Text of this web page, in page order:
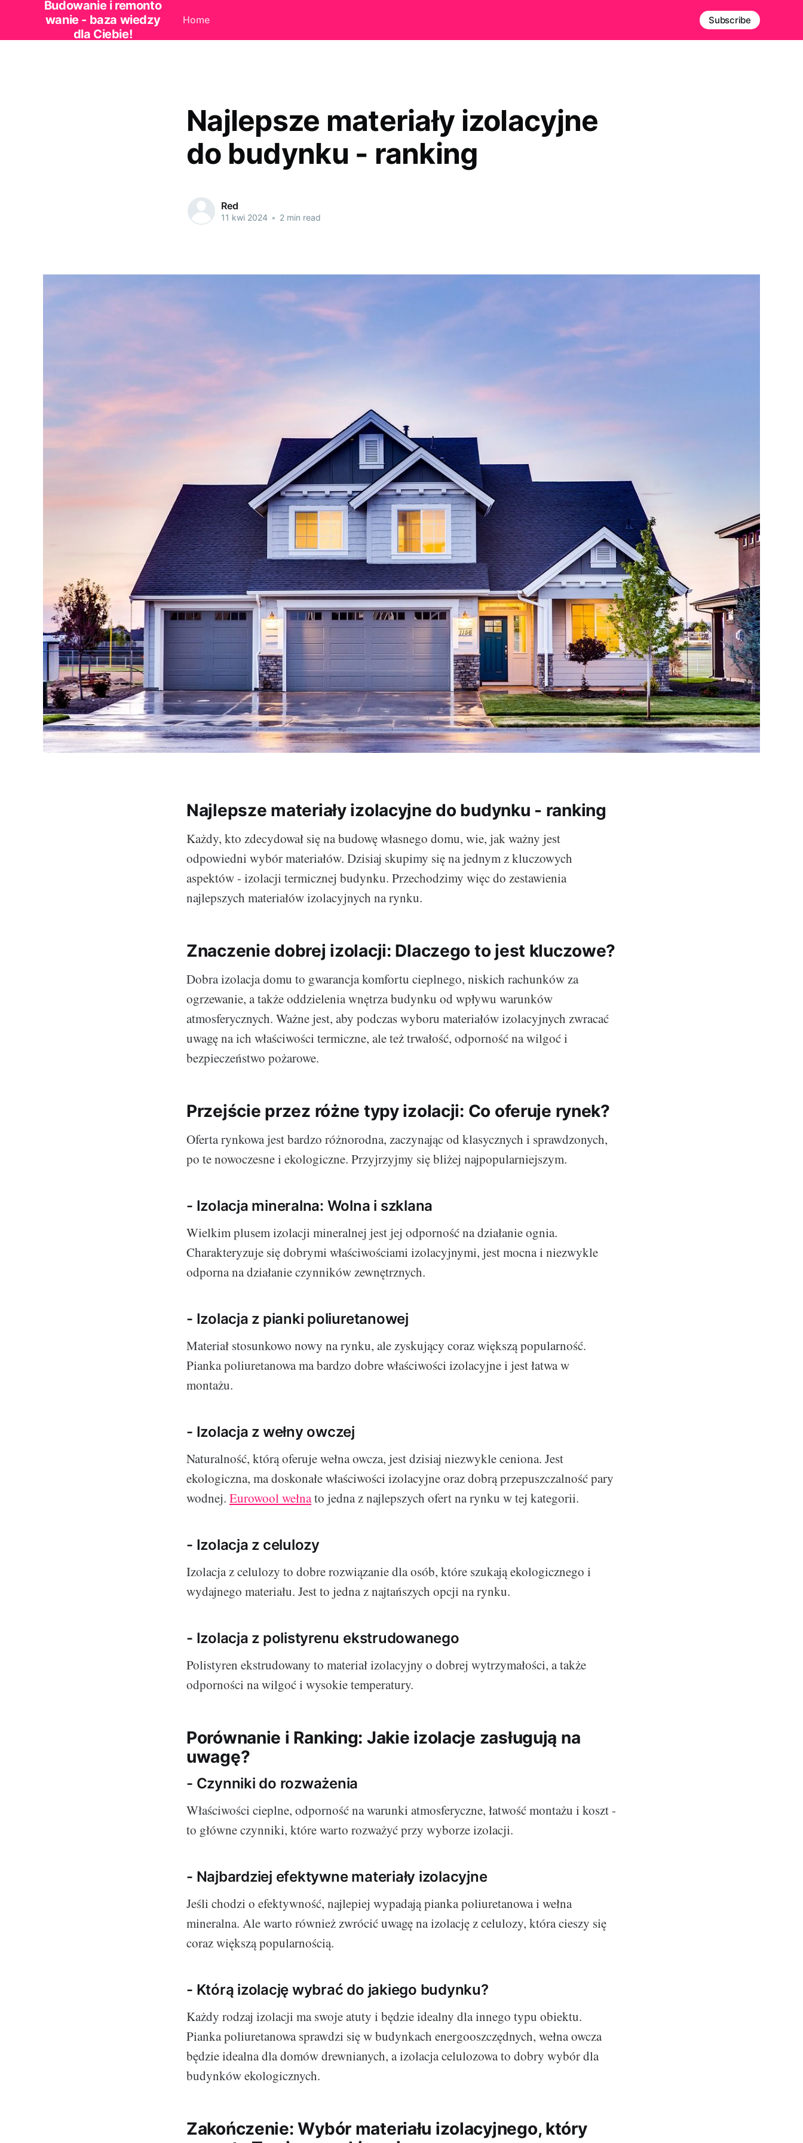
Budowanie i remonto
wanie - baza wiedzy
dla Ciebie!
Home Subscribe
Najlepsze materiały izolacyjne
do budynku - ranking
Red
11 kwi 2024 • 2 min read
Najlepsze materiały izolacyjne do budynku - ranking
Każdy, kto zdecydował się na budowę własnego domu, wie, jak ważny jest
odpowiedni wybór materiałów. Dzisiaj skupimy się na jednym z kluczowych
aspektów - izolacji termicznej budynku. Przechodzimy więc do zestawienia
najlepszych materiałów izolacyjnych na rynku.
Znaczenie dobrej izolacji: Dlaczego to jest kluczowe?
Dobra izolacja domu to gwarancja komfortu cieplnego, niskich rachunków za
ogrzewanie, a także oddzielenia wnętrza budynku od wpływu warunków
atmosferycznych. Ważne jest, aby podczas wyboru materiałów izolacyjnych zwracać
uwagę na ich właściwości termiczne, ale też trwałość, odporność na wilgoć i
bezpieczeństwo pożarowe.
Przejście przez różne typy izolacji: Co oferuje rynek?
Oferta rynkowa jest bardzo różnorodna, zaczynając od klasycznych i sprawdzonych,
po te nowoczesne i ekologiczne. Przyjrzyjmy się bliżej najpopularniejszym.
- Izolacja mineralna: Wolna i szklana
Wielkim plusem izolacji mineralnej jest jej odporność na działanie ognia.
Charakteryzuje się dobrymi właściwościami izolacyjnymi, jest mocna i niezwykle
odporna na działanie czynników zewnętrznych.
- Izolacja z pianki poliuretanowej
Materiał stosunkowo nowy na rynku, ale zyskujący coraz większą popularność.
Pianka poliuretanowa ma bardzo dobre właściwości izolacyjne i jest łatwa w
montażu.
- Izolacja z wełny owczej
Naturalność, którą oferuje wełna owcza, jest dzisiaj niezwykle ceniona. Jest
ekologiczna, ma doskonałe właściwości izolacyjne oraz dobrą przepuszczalność pary
wodnej. Eurowool wełnato jedna z najlepszych ofert na rynku w tej kategorii.
- Izolacja z celulozy
Izolacja z celulozy to dobre rozwiązanie dla osób, które szukają ekologicznego i
wydajnego materiału. Jest to jedna z najtańszych opcji na rynku.
- Izolacja z polistyrenu ekstrudowanego
Polistyren ekstrudowany to materiał izolacyjny o dobrej wytrzymałości, a także
odporności na wilgoć i wysokie temperatury.
Porównanie i Ranking: Jakie izolacje zasługują na
uwagę?
- Czynniki do rozważenia
Właściwości cieplne, odporność na warunki atmosferyczne, łatwość montażu i koszt -
to główne czynniki, które warto rozważyć przy wyborze izolacji.
- Najbardziej efektywne materiały izolacyjne
Jeśli chodzi o efektywność, najlepiej wypadają pianka poliuretanowa i wełna
mineralna. Ale warto również zwrócić uwagę na izolację z celulozy, która cieszy się
coraz większą popularnością.
- Którą izolację wybrać do jakiego budynku?
Każdy rodzaj izolacji ma swoje atuty i będzie idealny dla innego typu obiektu.
Pianka poliuretanowa sprawdzi się w budynkach energooszczędnych, wełna owcza
będzie idealna dla domów drewnianych, a izolacja celulozowa to dobry wybór dla
budynków ekologicznych.
Zakończenie: Wybór materiału izolacyjnego, który